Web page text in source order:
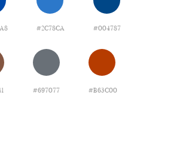
#2C78CA #004787
#697077 #B63C00